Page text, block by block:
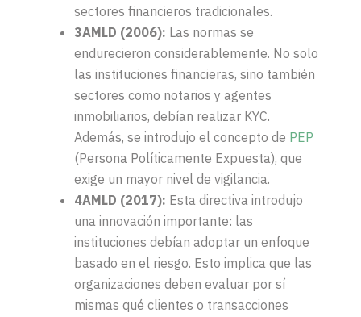
sectores financieros tradicionales.
3AMLD (2006): Las normas se
endurecieron considerablemente. No solo
las instituciones financieras, sino también
sectores como notarios y agentes
inmobiliarios, debían realizar KYC.
Además, se introdujo el concepto de PEP
(Persona Políticamente Expuesta), que
exige un mayor nivel de vigilancia.
4AMLD (2017): Esta directiva introdujo
una innovación importante: las
instituciones debían adoptar un enfoque
basado en el riesgo. Esto implica que las
organizaciones deben evaluar por sí
mismas qué clientes o transacciones